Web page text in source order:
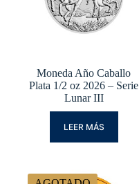
Moneda Año Caballo
Plata 1/2 oz 2026 – Serie
Lunar III
LEER MÁS